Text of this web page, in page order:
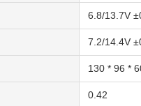
6.8/13.7V
7.2/14.4V
130 * 96 *
0.42